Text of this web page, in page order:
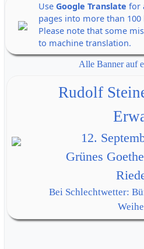
Use Google Translate for
pages into more than 100
Please note that some
to machine translation.
Alle Banner auf
Rudolf
12.
Grünes
Bei Schlechtwetter: